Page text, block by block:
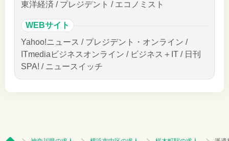
東洋経済 / プレジデント / エコノミスト
WEBサイト
Yahoo!ニュース / プレジデント・オンライン /
ITmediaビジネスオンライン / ビジネス＋IT / 日刊
SPA! / ニュースイッチ